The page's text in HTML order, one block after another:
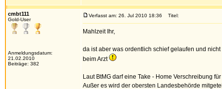
cmbt111
Gold-User
Anmeldungsdatum:
21.02.2010
Beiträge: 382
Verfasst am: 26. Jul 2010 18:36 Titel:
Mahlzeit Ihr,
da ist aber was ordentlich schief gelaufen und
beim Arzt
Laut BtMG darf eine Take - Home Verschreibung
Außer es wird der obersten Landesbehörde